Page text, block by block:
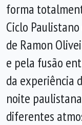
forma
Ciclo
de Ramon
e pela fusão
da experiência
noite
diferentes